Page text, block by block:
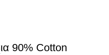
90% Cotton